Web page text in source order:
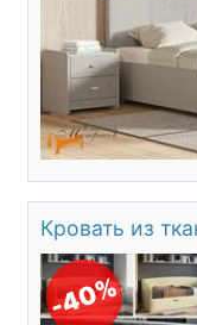
Кровать из
-40%